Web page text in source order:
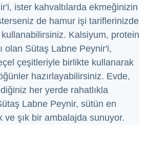
ister kahvaltılarda ekmeğinizin
de hamur işi tariflerinizde
Kalsiyum, protein
olan Sütaş Labne Peynir'i,
çeşitleriyle birlikte kullanarak
hazırlayabilirsiniz. Evde,
her yerde rahatlıkla
Labne Peynir, sütün en
ve şık bir ambalajda sunuyor.